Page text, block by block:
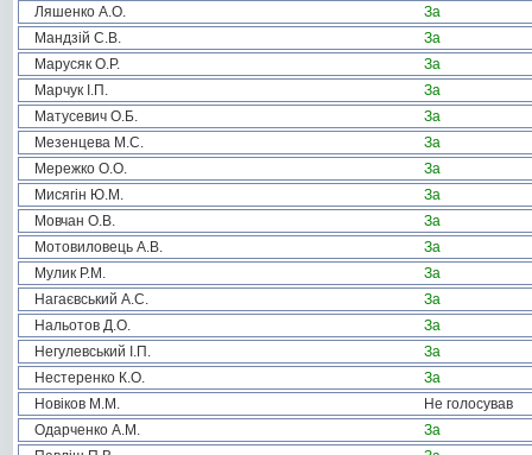
Ляшенко А.О.
За
Мандзій С.В.
За
Марусяк О.Р.
За
Марчук І.П.
За
Матусевич О.Б.
За
Мезенцева М.С.
За
Мережко О.О.
За
Мисягін Ю.М.
За
Мовчан О.В.
За
Мотовиловець А.В.
За
Мулик Р.М.
За
Нагаєвський А.С.
За
Нальотов Д.О.
За
Негулевський І.П.
За
Нестеренко К.О.
За
Новіков М.М.
Не голосував
Одарченко А.М.
За